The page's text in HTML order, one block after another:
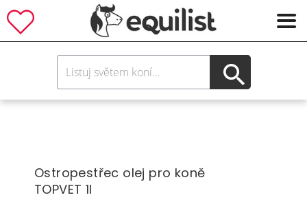
Ostropestřec olej pro koně
TOPVET 1l